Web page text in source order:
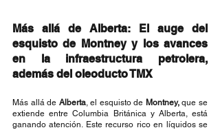
Más allá de Alberta: El auge del
esquisto de Montney y los avances
en la infraestructura petrolera,
además del oleoducto TMX
Más allá de Alberta, el esquisto de Montney, que se
extiende entre Columbia Británica y Alberta, está
ganando atención. Este recurso rico en líquidos se